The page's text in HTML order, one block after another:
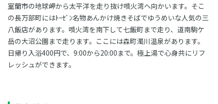
室蘭市の地球岬から太平洋を走り抜け噴火湾へ向かいます。そこ
の長万部町にはﾄｰｾﾞﾝ名物あんかけ焼きそばでゆうめいな人気の三
八飯店があります。噴火湾を南下して七飯町まで走り、道南駒ケ
岳の大沼公園まで走ります。ここには森町濁川温泉があります。
日帰り入浴400円で、9:00から20:00まで。極上湯で心身共にリフ
レッシュができます。